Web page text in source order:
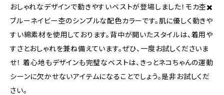
おしゃれなデザインで動きやすいベストが登場しました！モカ杢✖️
ブルーネイビー杢のシンプルな配色カラーです。肌に優しく動きや
すい綿素材を使用しております。背中が開いたスタイルは、着用や
すさとおしゃれを兼ね備えています。ぜひ、一度お試しくださいま
せ！ 着心地もデザインも完璧なベストは、きっとネコちゃんの運動
シーンに欠かせないアイテムになることでしょう。是非お試しくだ
さい。